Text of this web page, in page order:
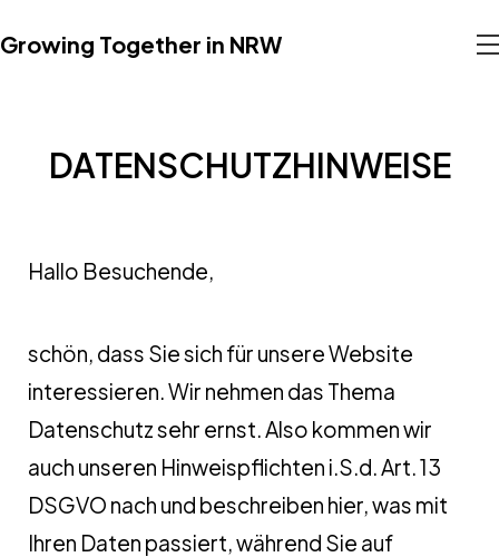
Growing Together in NRW
DATENSCHUTZHINWEISE
Hallo Besuchende,
schön, dass Sie sich für unsere Website
interessieren. Wir nehmen das Thema
Datenschutz sehr ernst. Also kommen wir
auch unseren Hinweispflichten i.S.d. Art. 13
DSGVO nach und beschreiben hier, was mit
Ihren Daten passiert, während Sie auf